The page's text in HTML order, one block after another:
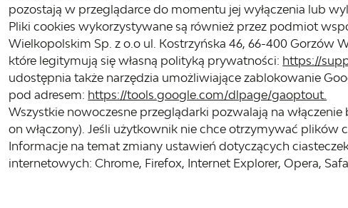
pozostają w przeglądarce do momentu jej wyłączenia lub
Pliki cookies wykorzystywane są również przez podmiot
Wielkopolskim Sp. z o.o ul. Kostrzyńska 46, 66-400 Gorzów
które legitymują się własną polityką prywatności: https://
udostępnia także narzędzia umożliwiające zablokowanie
pod adresem: https://tools.google.com/dlpage/gaoptout.
Wszystkie nowoczesne przeglądarki pozwalają na
on włączony). Jeśli użytkownik nie chce otrzymywać
Informacje na temat zmiany ustawień dotyczących
internetowych: Chrome, Firefox, Internet Explorer, Opera,